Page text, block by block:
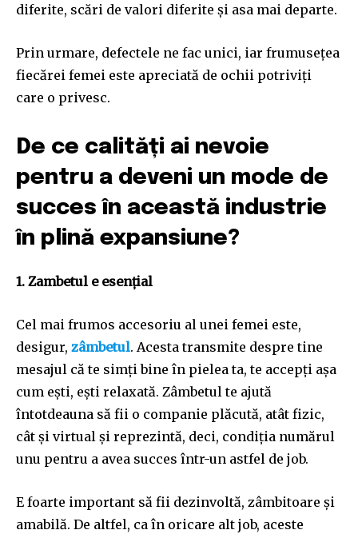
diferite, scări de valori diferite și asa mai departe.
Prin urmare, defectele ne fac unici, iar frumusețea
fiecărei femei este apreciată de ochii potriviți
care o privesc.
De ce calități ai nevoie
pentru a deveni un mode de
succes în această industrie
în plină expansiune?
1. Zambetul e esențial
Cel mai frumos accesoriu al unei femei este,
desigur, zâmbetul. Acesta transmite despre tine
mesajul că te simți bine în pielea ta, te accepți așa
cum ești, ești relaxată. Zâmbetul te ajută
întotdeauna să fii o companie plăcută, atât fizic,
cât și virtual și reprezintă, deci, condiția numărul
unu pentru a avea succes într-un astfel de job.
E foarte important să fii dezinvoltă, zâmbitoare și
amabilă. De altfel, ca în oricare alt job, aceste